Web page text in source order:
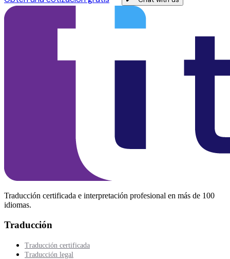
Traducción certificada e interpretación profesional en más de 100
idiomas.
Traducción
Traducción certificada
Traducción legal